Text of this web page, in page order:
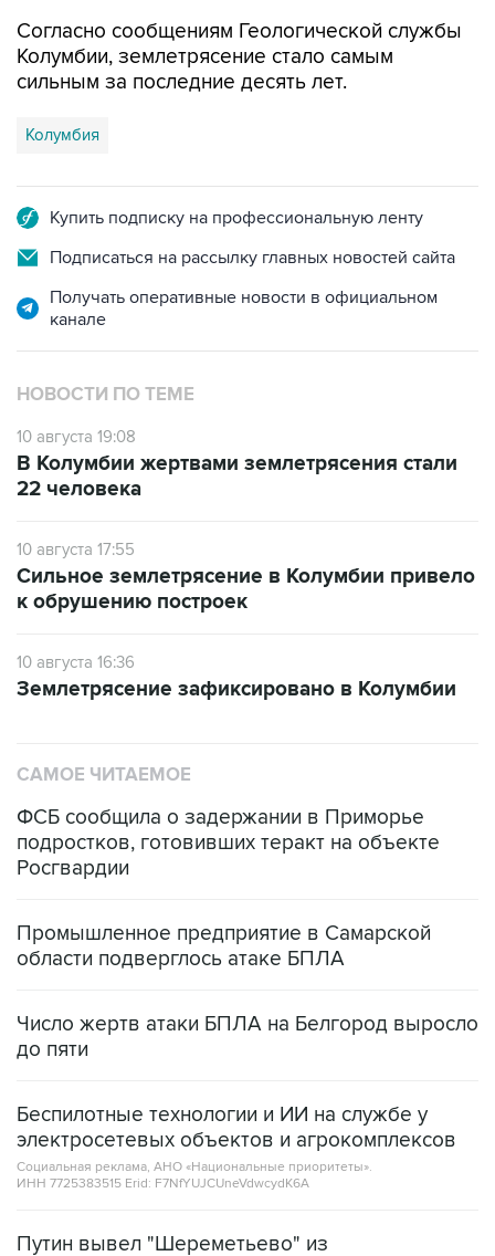
Согласно сообщениям Геологической службы
Колумбии, землетрясение стало самым
сильным за последние десять лет.
Колумбия
Купить подписку на профессиональную ленту
Подписаться на рассылку главных новостей сайта
Получать оперативные новости в официальном
канале
НОВОСТИ ПО ТЕМЕ
10 августа 19:08
В Колумбии жертвами землетрясения стали
22 человека
10 августа 17:55
Сильное землетрясение в Колумбии привело
к обрушению построек
10 августа 16:36
Землетрясение зафиксировано в Колумбии
САМОЕ ЧИТАЕМОЕ
ФСБ сообщила о задержании в Приморье
подростков, готовивших теракт на объекте
Росгвардии
Промышленное предприятие в Самарской
области подверглось атаке БПЛА
Число жертв атаки БПЛА на Белгород выросло
до пяти
Беспилотные технологии и ИИ на службе у
электросетевых объектов и агрокомплексов
Социальная реклама, АНО «Национальные приоритеты».
ИНН 7725383515 Erid: F7NfYUJCUneVdwcydK6A
Путин вывел "Шереметьево" из